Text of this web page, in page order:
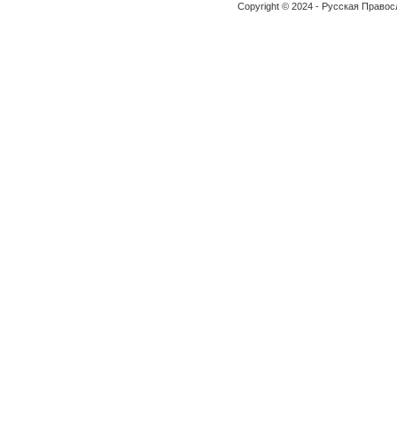
Copyright © 2024 - Русская